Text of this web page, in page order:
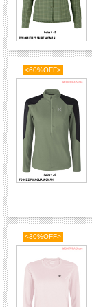
<60%OFF>
<30%OFF>